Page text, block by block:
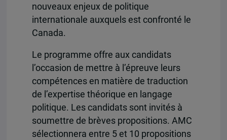
nouveaux enjeux de politique
internationale auxquels est confronté le
Canada.
Le programme offre aux candidats
l’occasion de mettre à l’épreuve leurs
compétences en matière de traduction
de l’expertise théorique en langage
politique. Les candidats sont invités à
soumettre de brèves propositions. AMC
sélectionnera entre 5 et 10 propositions